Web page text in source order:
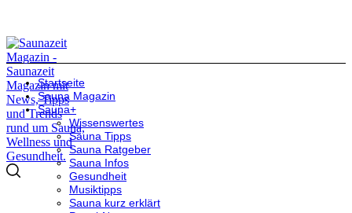
Startseite
Sauna Magazin
Sauna+
Wissenswertes
Sauna Tipps
Sauna Ratgeber
Sauna Infos
Gesundheit
Musiktipps
Sauna kurz erklärt